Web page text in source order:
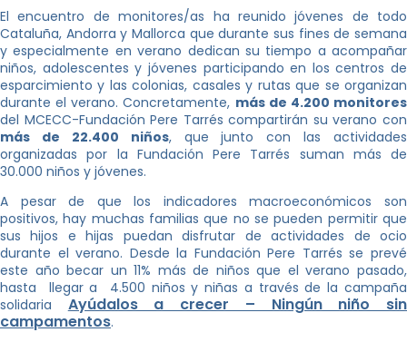
El encuentro de monitores/as ha reunido jóvenes de todo
Cataluña, Andorra y Mallorca que durante sus fines de semana
y especialmente en verano dedican su tiempo a acompañar
niños, adolescentes y jóvenes participando en los centros de
esparcimiento y las colonias, casales y rutas que se organizan
durante el verano. Concretamente, más de 4.200 monitores
del MCECC-Fundación Pere Tarrés compartirán su verano con
más de 22.400 niños, que junto con las actividades
organizadas por la Fundación Pere Tarrés suman más de
30.000 niños y jóvenes.
A pesar de que los indicadores macroeconómicos son
positivos, hay muchas familias que no se pueden permitir que
sus hijos e hijas puedan disfrutar de actividades de ocio
durante el verano. Desde la Fundación Pere Tarrés se prevé
este año becar un 11% más de niños que el verano pasado,
hasta llegar a 4.500 niños y niñas a través de la campaña
solidaria Ayúdalos a crecer – Ningún niño sin
campamentos.